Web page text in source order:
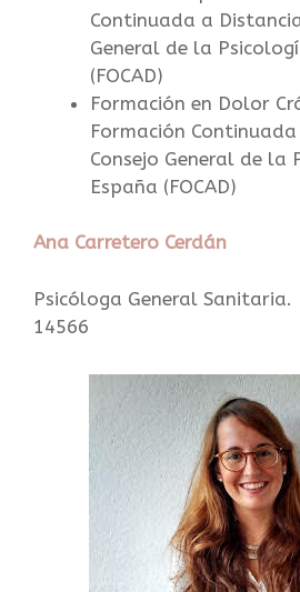
Continuada a
General de la
(FOCAD)
Formación en Dolor
Formación
Consejo General de la
España (FOCAD)
Ana Carretero Cerdán
Psicóloga General Sanitaria.
14566